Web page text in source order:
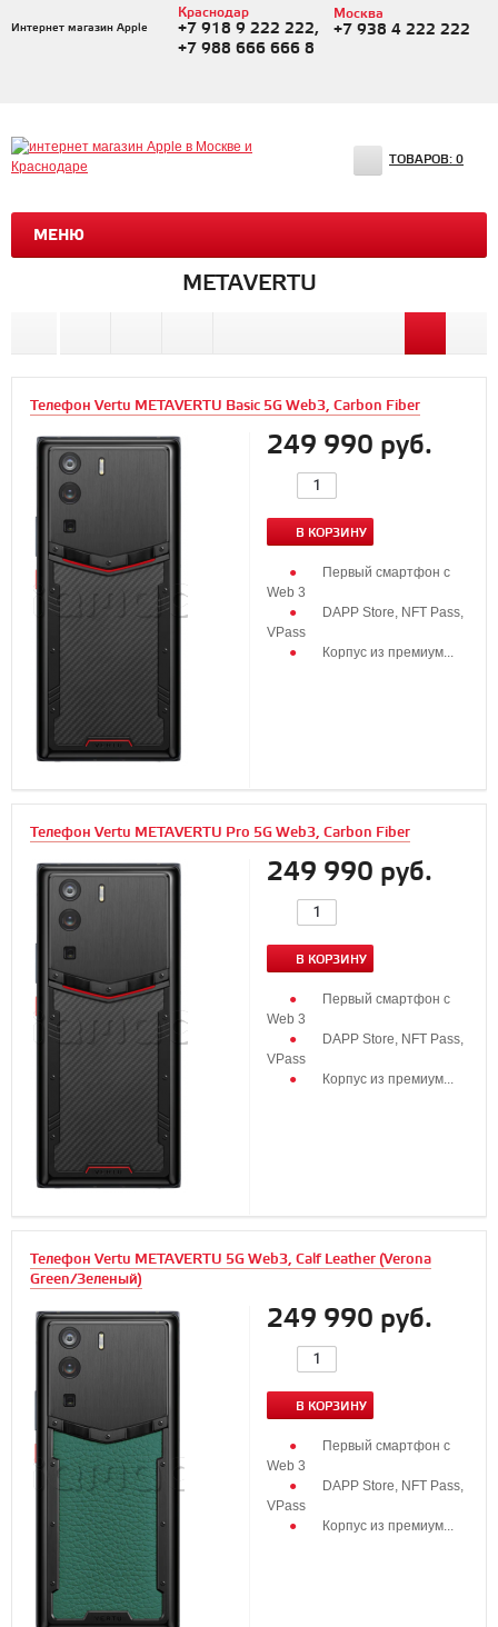
Интернет магазин Apple
Краснодар
+7 918 9 222 222,
+7 988 666 666 8
Москва
+7 938 4 222 222
МЕНЮ
ТОВАРОВ: 0
METAVERTU
Телефон Vertu METAVERTU Basic 5G Web3, Carbon Fiber
249 990 руб.
В КОРЗИНУ
Первый смартфон с
Web 3
DAPP Store, NFT Pass,
VPass
Корпус из премиум...
Телефон Vertu METAVERTU Pro 5G Web3, Carbon Fiber
249 990 руб.
В КОРЗИНУ
Первый смартфон с
Web 3
DAPP Store, NFT Pass,
VPass
Корпус из премиум...
Телефон Vertu METAVERTU 5G Web3, Calf Leather (Verona
Green/Зеленый)
249 990 руб.
В КОРЗИНУ
Первый смартфон с
Web 3
DAPP Store, NFT Pass,
VPass
Корпус из премиум...